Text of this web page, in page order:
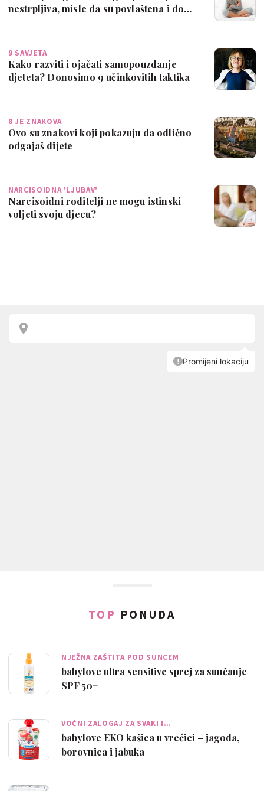
nestrpljiva, misle da su povlaštena i do…
9 SAVJETA
Kako razviti i ojačati samopouzdanje
djeteta? Donosimo 9 učinkovitih taktika
8 JE ZNAKOVA
Ovo su znakovi koji pokazuju da odlično
odgajaš dijete
NARCISOIDNA 'LJUBAV'
Narcisoidni roditelji ne mogu istinski
voljeti svoju djecu?
TOP PONUDA
NJEŽNA ZAŠTITA POD SUNCEM
babylove ultra sensitive sprej za sunčanje
SPF 50+
VOĆNI ZALOGAJ ZA SVAKI I…
babylove EKO kašica u vrećici – jagoda,
borovnica i jabuka